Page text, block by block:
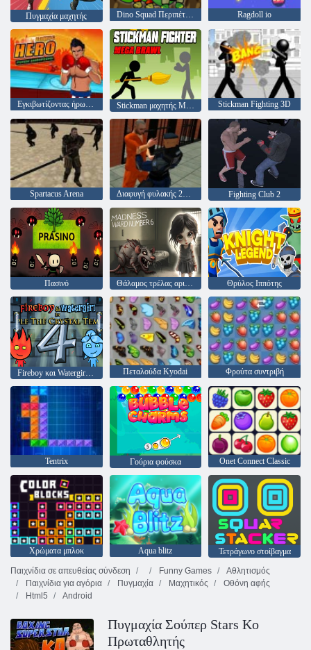
Πυγμαχία μαχητής Dino Squad Περιπέτεια Ragdoll io
Εγκιβωτίζοντας ήρωας: Πρωταθλήματα Punch Stickman Fighting 3D
Spartacus Arena Διαφυγή φυλακής 2020 Fighting Club 2
Πασινό Θάλαμος τρέλας αριθμός 6 Θρύλος Ιππότης
Πεταλούδα Kyodai Φρούτα συντριβή
Tentrix Γούρια φούσκα Onet Connect Classic
Χρώματα μπλοκ Aqua blitz
Τετράγωνο στοίβαγμα
Παιχνίδια σε απευθείας σύνδεση
Funny Games
Αθλητισμός
Παιχνίδια για αγόρια
Πυγμαχία Μαχητικός
Οθόνη αφής
Html5
Android
Πυγμαχία Σούπερ Stars Ko
Πρωταθλητής